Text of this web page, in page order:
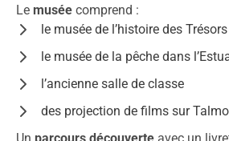
Le musée comprend :
le musée de l’histoire des
le musée de la pêche dans
l’ancienne salle de classe
des projection de films sur